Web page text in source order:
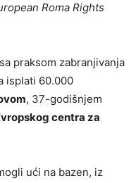
Roma Rights
praksom zabranjivanja
isplati 60.000
, 37-godišnjem
centra za
ući na bazen, iz